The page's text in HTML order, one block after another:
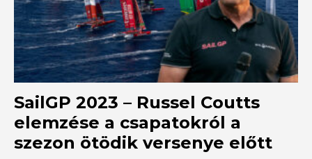
SailGP 2023 – Russel Coutts
elemzése a csapatokról a
szezon ötödik versenye előtt